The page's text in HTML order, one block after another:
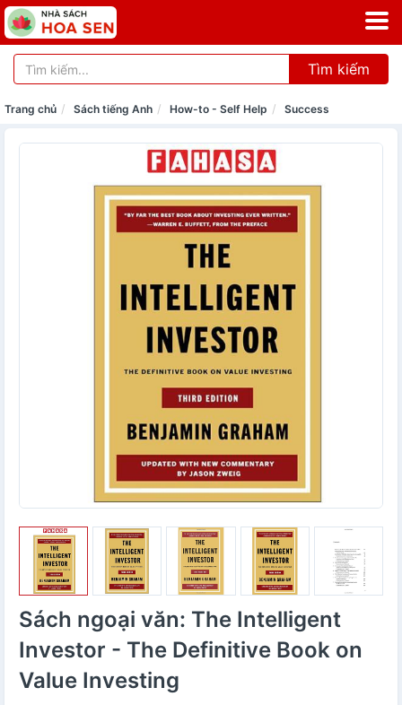
Tìm kiếm
Trang chủ Sách tiếng Anh How-to - Self Help Success
Sách ngoại văn: The Intelligent
Investor - The Definitive Book on
Value Investing